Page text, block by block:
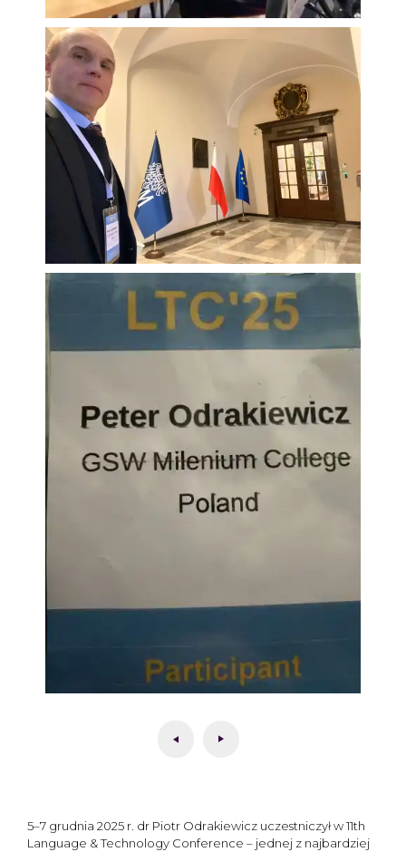
5–7 grudnia 2025 r. dr Piotr Odrakiewicz uczestniczył w 11th
Language & Technology Conference – jednej z najbardziej